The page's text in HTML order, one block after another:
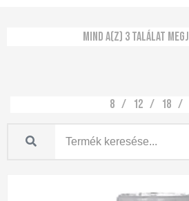
Mind a(z) 3 találat
8 12 18